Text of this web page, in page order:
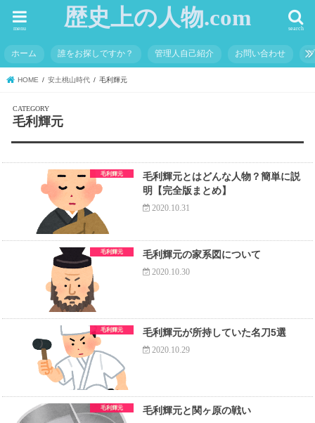
歴史上の人物.com search
menu
ホーム 誰をお探しですか？ 管理人自己紹介 お問い合わせ
HOME 安土桃山時代 毛利輝元
毛利輝元
毛利輝元
毛利輝元とはどんな人物？簡単に説
明【完全版まとめ】
2020.10.31
毛利輝元 毛利輝元の家系図について
2020.10.30
毛利輝元 毛利輝元が所持していた名刀5選
2020.10.29
毛利輝元 毛利輝元と関ヶ原の戦い